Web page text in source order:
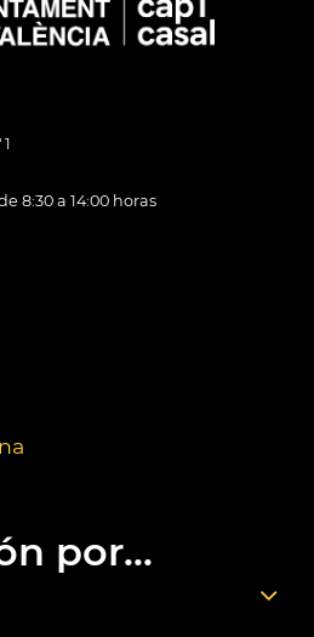
8:30 a 14:00 horas
por...